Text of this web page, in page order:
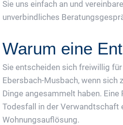
Sie uns einfach an und
unverbindliches
Warum eine
Sie entscheiden sich freiwillig
Ebersbach-Musbach, wenn sich
Dinge angesammelt haben. Eine
Todesfall in der Verwandtschaft
Wohnungsauflösung.